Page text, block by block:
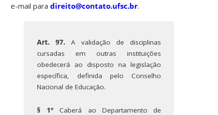
e-mail paradireito@contato.ufsc.br.
Art. 97. A validação de disciplinas
cursadas em outras instituições
obedecerá ao disposto na legislação
específica, definida pelo Conselho
Nacional de Educação.
§ 1°Caberá ao Departamento de